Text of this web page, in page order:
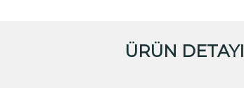
ÜRÜN DETAYI